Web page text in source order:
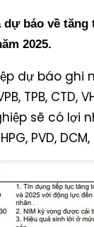
dự báo về
2025.
dự báo ghi
TPB, CTD,
sẽ có lợi
PVD, DCM,